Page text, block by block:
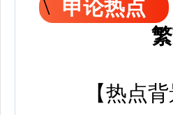
申论热点
【热点背